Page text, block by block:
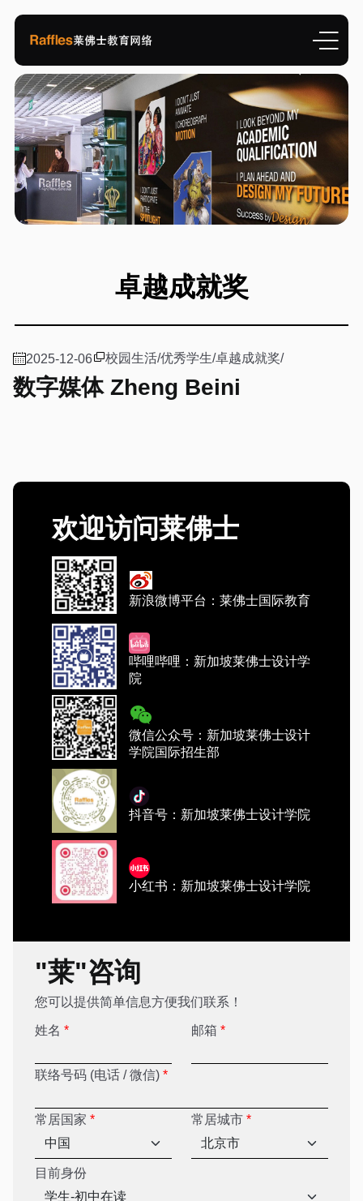
卓越成就奖
2025-12-06 校园生活/优秀学生/卓越成就奖/
数字媒体 Zheng Beini
欢迎访问莱佛士
新浪微博平台：莱佛士国际教育
哔哩哔哩：新加坡莱佛士设计学
院
微信公众号：新加坡莱佛士设计
学院国际招生部
抖音号：新加坡莱佛士设计学院
小红书：新加坡莱佛士设计学院
"莱"咨询
您可以提供简单信息方便我们联系！
姓名 * 邮箱 *
联络号码 (电话 / 微信) *
常居国家 * 常居城市 *
目前身份